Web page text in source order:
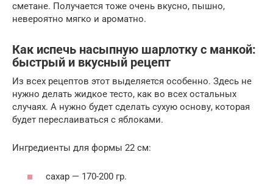
сметане. Получается тоже очень вкусно, пышно,
невероятно мягко и ароматно.
Как испечь насыпную шарлотку с манкой:
быстрый и вкусный рецепт
Из всех рецептов этот выделяется особенно. Здесь не
нужно делать жидкое тесто, как во всех остальных
случаях. А нужно будет сделать сухую основу, которая
будет переслаиваться с яблоками.
Ингредиенты для формы 22 см:
сахар — 170-200 гр.